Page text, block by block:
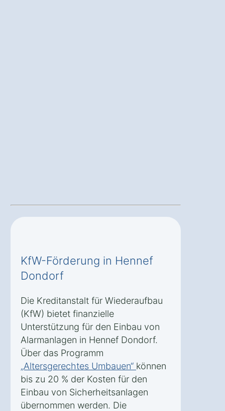
KfW-Förderung in Hennef
Dondorf
Die Kreditanstalt für Wiederaufbau
(KfW) bietet finanzielle
Unterstützung für den Einbau von
Alarmanlagen in Hennef Dondorf.
Über das Programm
„Altersgerechtes Umbauen“ können
bis zu 20 % der Kosten für den
Einbau von Sicherheitsanlagen
übernommen werden. Die